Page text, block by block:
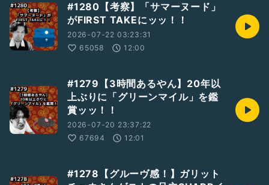
#1280【考察】「サマーヌード」
がFIRST TAKEにッッ！！
2026-07-22 03:23:31
65058
12:00
#1279【3時間あるやん】20年以
上ぶりに「グリーンマイル」を鑑
賞ッッ！！
2026-07-20 23:37:22
67694
12:01
#1278【グルーヴ感！】ガリット